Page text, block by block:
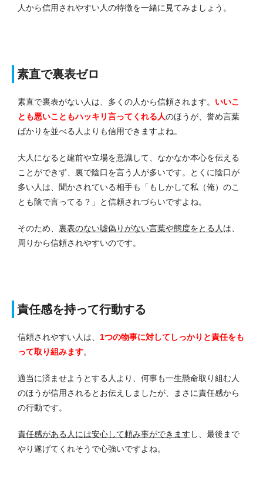
人から信用されやすい人の特徴を一緒に見てみましょう。
素直で裏表ゼロ
素直で裏表がない人は、多くの人から信頼されます。 いいこ
とも悪いこともハッキリ言ってくれる人のほうが、誉め言葉
ばかりを並べる人よりも信用できますよね。
大人になると建前や立場を意識して、なかなか本心を伝える
ことができず、裏で陰口を言う人が多いです。
とくに陰口が
多い人は、聞かされている相手も「もしかして私（俺）のこ
とも陰で言ってる？」と信頼されづらいですよね。
そのため、 裏表のない嘘偽りがない言葉や態度をとる人 は、
周りから信頼されやすいのです。
責任感を持って行動する
信頼されやすい人は、 1つの物事に対してしっかりと責任をも
って取り組みます。
適当に済ませようとする人より、何事も一生懸命取り組む人
のほうが信用されるとお伝えしましたが、まさに責任感から
の行動です。
責任感がある人には安心して頼み事ができます し、最後まで
やり遂げてくれそうで心強いですよね。